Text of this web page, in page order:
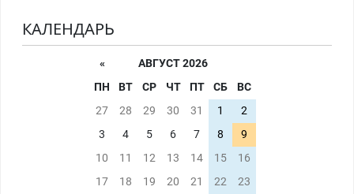
КАЛЕНДАРЬ
«
АВГУСТ 2026
ПН
ВТ СР ЧТ ПТ СБ
ВС
27
28 29 30 31 1
2
3
4 5 6 7 8
9
10
11 12 13 14 15
16
17
18 19 20 21 22 23